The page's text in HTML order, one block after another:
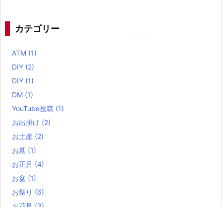
カテゴリー
ATM (1)
DIY (2)
DIY (1)
DM (1)
YouTube投稿 (1)
お出掛け (2)
お土産 (2)
お墓 (1)
お正月 (4)
お盆 (1)
お祭り (6)